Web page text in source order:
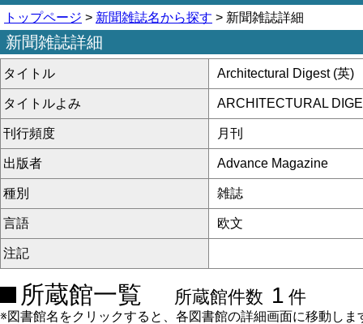
トップページ > 新聞雑誌名から探す > 新聞雑誌詳細
新聞雑誌詳細
タイトル Architectural Digest (英)
タイトルよみ ARCHITECTURAL
刊行頻度 月刊
出版者 Advance Magazine
種別 雑誌
言語 欧文
注記
所蔵館一覧 所蔵館件数 1 件
※図書館名をクリックすると、各図書館の詳細画面に移動しま